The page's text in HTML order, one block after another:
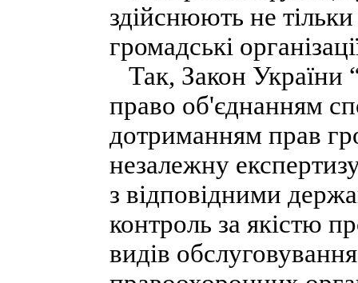
здійснюють не
громадські
Так, Закон України
право об'єднанням
дотриманням прав
незалежну
з відповідними
контроль за якістю
видів